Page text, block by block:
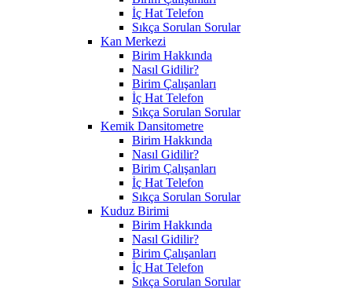
İç Hat Telefon
Sıkça Sorulan Sorular
Kan Merkezi
Birim Hakkında
Nasıl Gidilir?
Birim Çalışanları
İç Hat Telefon
Sıkça Sorulan Sorular
Kemik Dansitometre
Birim Hakkında
Nasıl Gidilir?
Birim Çalışanları
İç Hat Telefon
Sıkça Sorulan Sorular
Kuduz Birimi
Birim Hakkında
Nasıl Gidilir?
Birim Çalışanları
İç Hat Telefon
Sıkça Sorulan Sorular